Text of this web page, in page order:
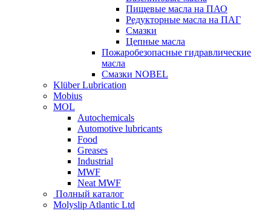
Пищевые масла на ПАО
Редукторные масла на ПАГ
Смазки
Цепные масла
Пожаробезопасные гидравлические
масла
Смазки NOBEL
Klüber Lubrication
Mobius
MOL
Autochemicals
Automotive lubricants
Food
Greases
Industrial
MWF
Neat MWF
Полный каталог
Molyslip Atlantic Ltd